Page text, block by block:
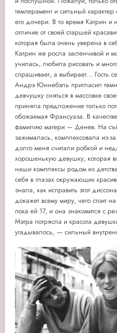
темперамент и сильный характер
его дочери. В то время Катрин
отличие от своей старшей
которая была очень уверена в
Катрин же росла застенчивой и
училась, любила рисовать и
спрашивает, а выбирает... Гость
Андрэ Юннебэль пригласил
девчушку сняться в массовке
приняла предложение только
обожаемая Франсуаза. В
фамилию матери — Денев. На
зажималась, комплексовала из-
долго меня считали робкой и
хорошенькую девушку, которая
наши комплексы родом из
себя в глазах окружающих
знала, как исправить этот
докажет всему миру, чего стоит
пока ей 17, и она знакомится с
Мэтра потрясла и красота
угадывалось, — сильный